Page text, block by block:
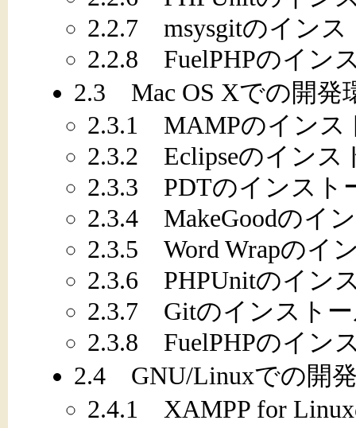
2.2.7 msysgitのインス
2.2.8 FuelPHPのイン
2.3 Mac OS Xでの開発
2.3.1 MAMPのインス
2.3.2 Eclipseのインス
2.3.3 PDTのインスト
2.3.4 MakeGoodのイ
2.3.5 Word Wrapのイ
2.3.6 PHPUnitのイン
2.3.7 Gitのインスト
2.3.8 FuelPHPのイン
2.4 GNU/Linuxでの開
2.4.1 XAMPP for